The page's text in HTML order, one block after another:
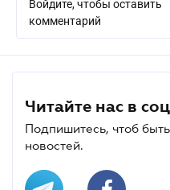
Войдите, чтобы оставить
комментарий
Читайте нас в
Подпишитесь, чтоб
новостей.